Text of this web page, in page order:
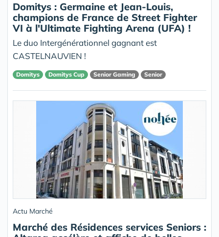
Domitys : Germaine et Jean-Louis,
champions de France de Street Fighter
VI à l'Ultimate Fighting Arena (UFA) !
Le duo Intergénérationnel gagnant est
CASTELNAUVIEN !
Domitys Domitys Cup Senior Gaming Senior
Actu Marché
Marché des Résidences services Seniors :